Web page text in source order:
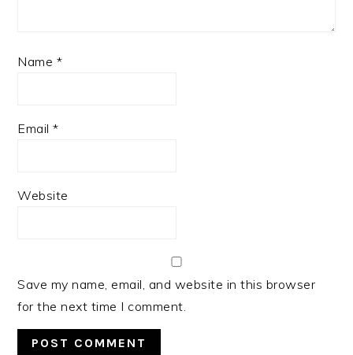
Name *
Email*
Website
Save my name, email, and website in this browser
for the next time I comment.